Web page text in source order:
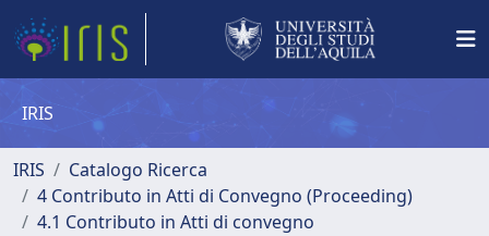
IRIS
IRIS
Catalogo Ricerca
4 Contributo in Atti di Convegno (Proceeding)
4.1 Contributo in Atti di convegno